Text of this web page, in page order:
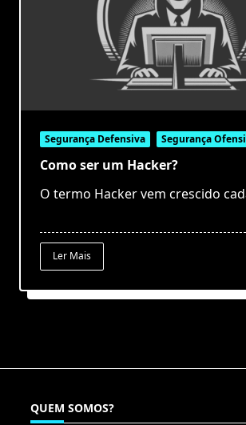
Segurança Defensiva Segurança
Como ser um Hacker?
O termo Hacker vem crescido
Ler Mais
QUEM SOMOS?